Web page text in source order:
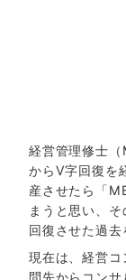
経営管理修士
からV字回復を
産させたら「
まうと思い、
回復させた過去
現在は、経営